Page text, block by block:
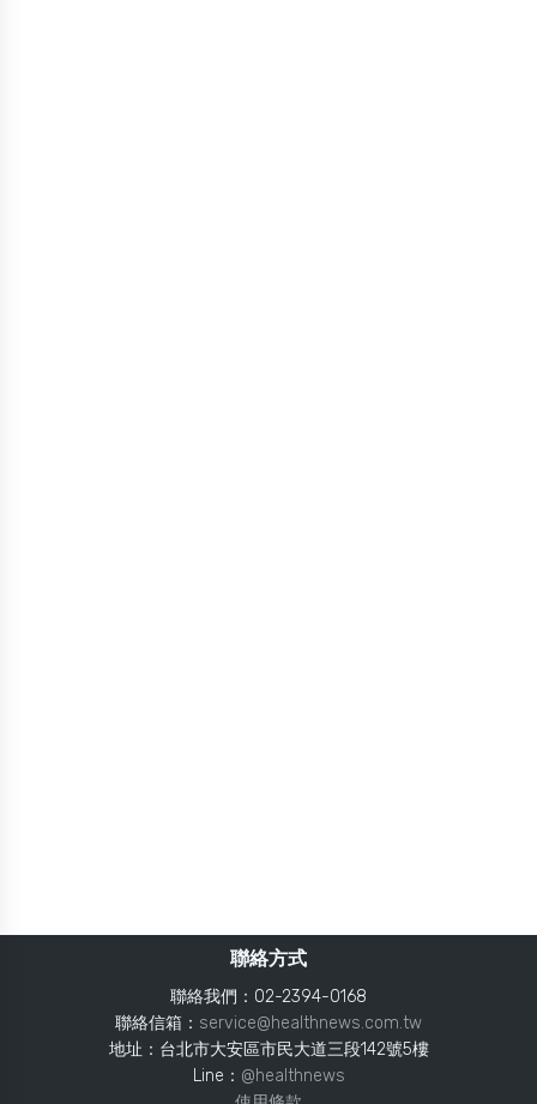
聯絡方式
聯絡我們：02-2394-0168
聯絡信箱： service@healthnews.com.tw
地址：台北市大安區市民大道三段142號5樓
Line： @healthnews